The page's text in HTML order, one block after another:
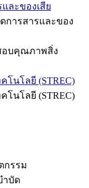
ละของเสีย
การสารและของ
อบคุณภาพสิ่ง
โนโลยี (STREC)
โนโลยี (STREC)
กรรม
ำบัด